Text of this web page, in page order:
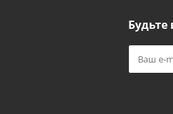
Будьте